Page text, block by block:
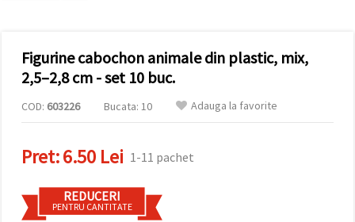
analiză și
marketing.
Puteți fi de
acord să
utilizați
toate
urile făcând
clic pe
toate!" Sau
să vă
indicați
Figurine cabochon animale din plastic, mix,
2,5–2,8 cm - set 10 buc.
COD: 603226 Bucata: 10 Adauga la favorite
Pret:6.50 Lei 1-11 pachet
REDUCERI
PENTRU CANTITATE